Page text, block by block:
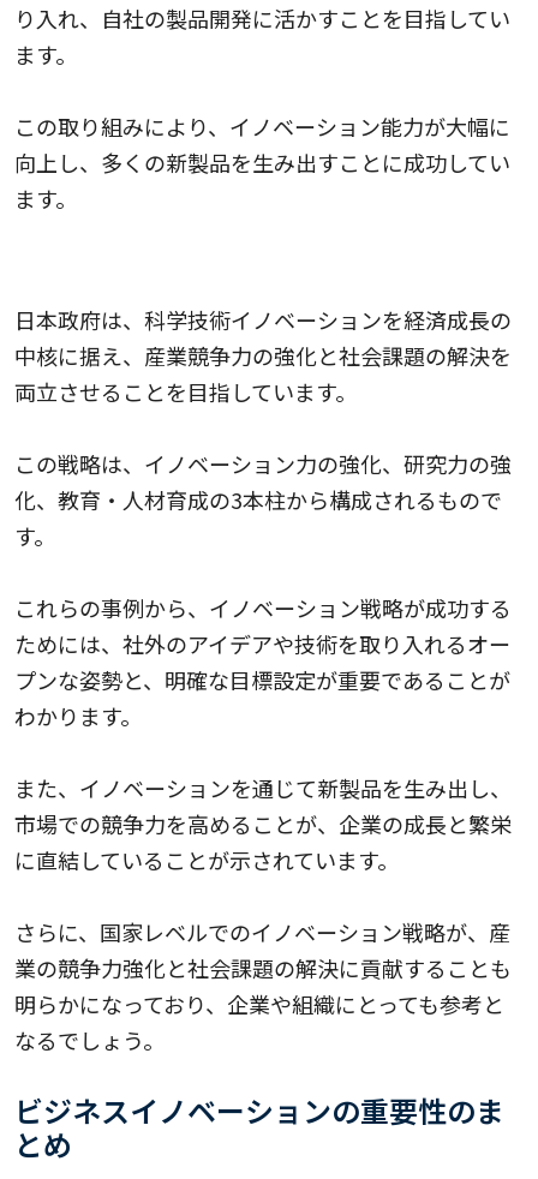
り入れ、自社の製品開発に活かすことを目指してい
ます。
この取り組みにより、イノベーション能力が大幅に
向上し、多くの新製品を生み出すことに成功してい
ます。
日本政府は、科学技術イノベーションを経済成長の
中核に据え、産業競争力の強化と社会課題の解決を
両立させることを目指しています。
この戦略は、イノベーション力の強化、研究力の強
化、教育・人材育成の3本柱から構成されるもので
す。
これらの事例から、イノベーション戦略が成功する
ためには、社外のアイデアや技術を取り入れるオー
プンな姿勢と、明確な目標設定が重要であることが
わかります。
また、イノベーションを通じて新製品を生み出し、
市場での競争力を高めることが、企業の成長と繁栄
に直結していることが示されています。
さらに、国家レベルでのイノベーション戦略が、産
業の競争力強化と社会課題の解決に貢献することも
明らかになっており、企業や組織にとっても参考と
なるでしょう。
ビジネスイノベーションの重要性のま
とめ